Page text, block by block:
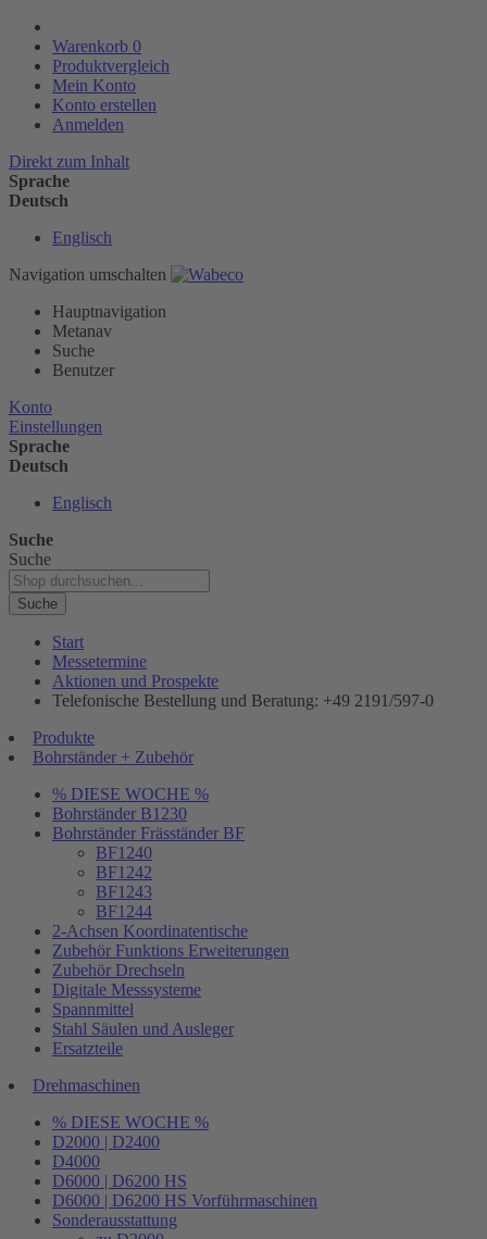
Warenkorb 0
Produktvergleich
Mein Konto
Konto erstellen
Anmelden
Direkt zum Inhalt
Sprache
Deutsch
Englisch
Navigation umschalten
Hauptnavigation
Metanav
Suche
Benutzer
Konto
Einstellungen
Sprache
Deutsch
Englisch
Suche
Suche
Suche
Start
Messetermine
Aktionen und Prospekte
Telefonische Bestellung und Beratung: +49 2191/597-0
Produkte
Bohrständer + Zubehör
% DIESE WOCHE %
Bohrständer B1230
Bohrständer Fräsständer BF
BF1240
BF1242
BF1243
BF1244
2-Achsen Koordinatentische
Zubehör Funktions Erweiterungen
Zubehör Drechseln
Digitale Messsysteme
Spannmittel
Stahl Säulen und Ausleger
Ersatzteile
Drehmaschinen
% DIESE WOCHE %
D2000 | D2400
D4000
D6000 | D6200 HS
D6000 | D6200 HS Vorführmaschinen
Sonderausstattung